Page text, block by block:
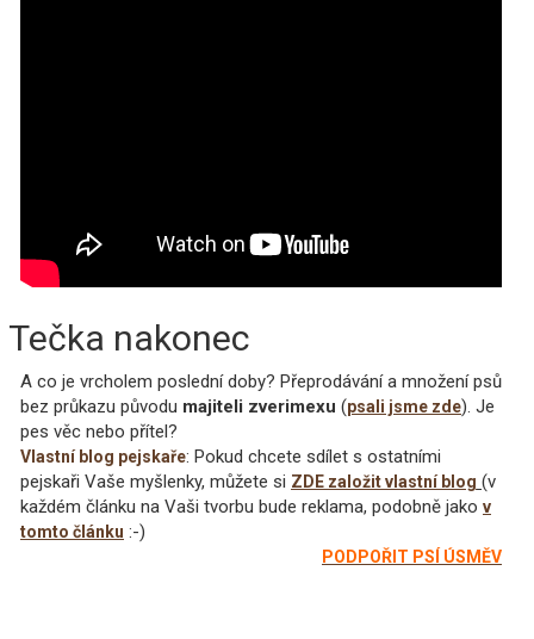
Tečka nakonec
A co je vrcholem poslední doby? Přeprodávání a množení psů
bez průkazu původu majiteli zverimexu (psali jsme zde). Je
pes věc nebo přítel?
Vlastní blog pejskaře: Pokud chcete sdílet s ostatními
pejskaři Vaše myšlenky, můžete si ZDE založit vlastní blog (v
každém článku na Vaši tvorbu bude reklama, podobně jako v
tomto článku :-)
PODPOŘIT PSÍ ÚSMĚV